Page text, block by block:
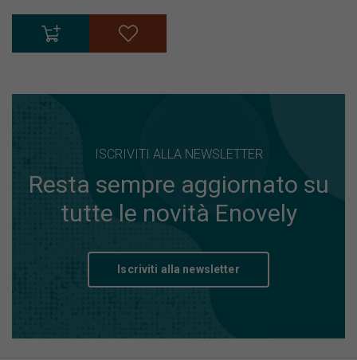
ISCRIVITI ALLA NEWSLETTER
Resta sempre aggiornato su
tutte le novità Enovely
Iscriviti alla newsletter